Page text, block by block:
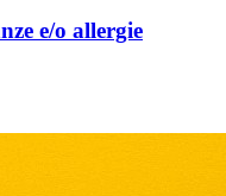
e/o allergie